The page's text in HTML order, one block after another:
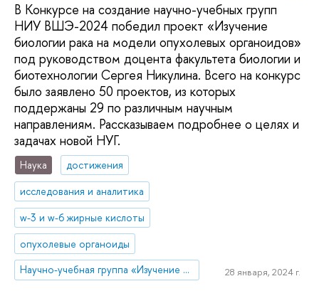
В Конкурсе на создание научно-учебных групп
НИУ ВШЭ-2024 победил проект «Изучение
биологии рака на модели опухолевых органоидов»
под руководством доцента факультета биологии и
биотехнологии Сергея Никулина. Всего на конкурс
было заявлено 50 проектов, из которых
поддержаны 29 по различным научным
направлениям. Рассказываем подробнее о целях и
задачах новой НУГ.
Наука
достижения
исследования и аналитика
w-3 и w-6 жирные кислоты
опухолевые органоиды
Научно-учебная группа «Изучение биологии рака на модели опухолевых органоидов»
28 января, 2024 г.